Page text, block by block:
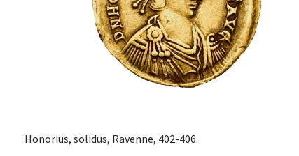
Honorius, solidus, Ravenne, 402-406.